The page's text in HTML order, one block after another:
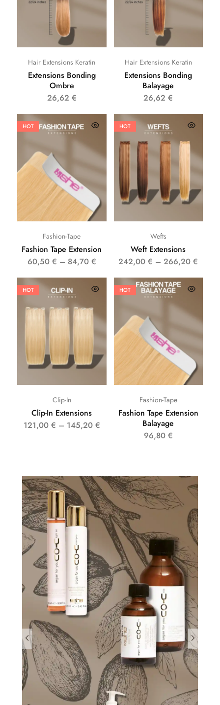
Hair Extensions Keratin
Extensions Bonding
Ombre
26,62 €
Hair Extensions Keratin
Extensions Bonding
Balayage
26,62€
HOT
Fashion-Tape
Fashion Tape Extension
60,50 € – 84,70 €
HOT
Wefts
Weft Extensions
242,00€ –266,20€
HOT
Clip-In
Clip-In Extensions
121,00 € – 145,20 €
HOT
Fashion-Tape
Fashion Tape Extension
Balayage
96,80 €